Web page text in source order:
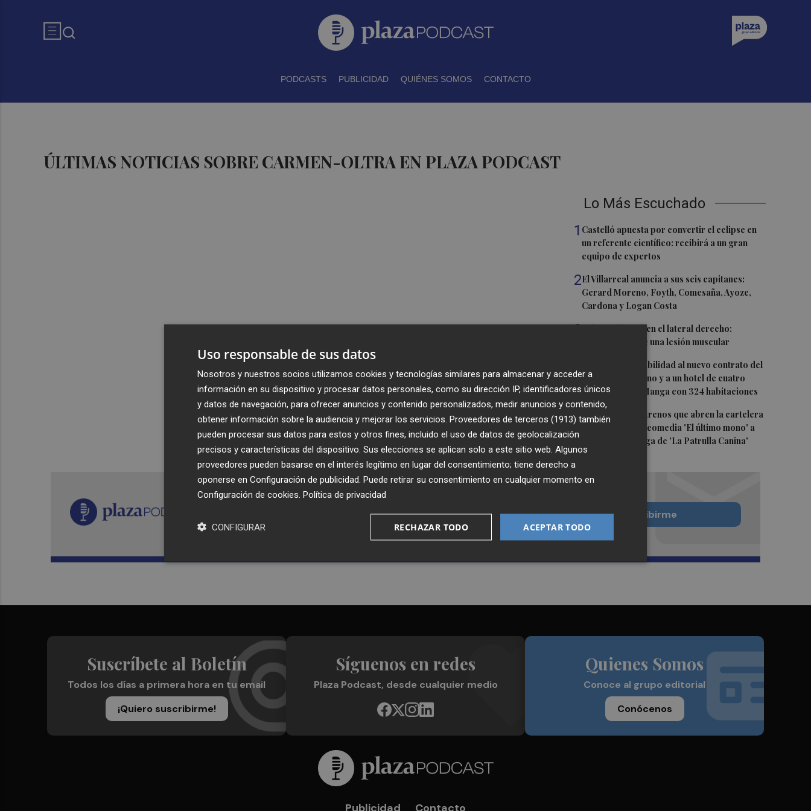
PODCASTS PUBLICIDAD QUIÉNES SOMOS CONTACTO
ÚLTIMAS NOTICIAS SOBRE CARMEN-OLTRA EN PLAZA PODCAST
Lo Más Escuchado
1 Castelló apuesta por convertir el eclipse en
un referente científico: recibirá a un gran
equipo de expertos
2El Villarreal anuncia a sus seis capitanes:
Gerard Moreno, Foyth, Comesaña, Ayoze,
Cardona y Logan Costa
3Más problemas en el lateral derecho:
Monferrer sufre una lesión muscular
San Javier da viabilidad al nuevo contrato del
transporte urbano y a un hotel de cuatro
estrellas en La Manga con 324 habitaciones
5 Estos son los estrenos que abren la cartelera
en agosto: de la comedia 'El último mono' a
una nueva entrega de 'La Patrulla Canina'
Recibe toda la actualidad de
Plaza Podcast en tu correo
Quiero suscribirme
Suscríbete al Boletín
Todos los días a primera hora en tu email
¡Quiero suscribirme!
Síguenos en redes
Plaza Podcast, desde cualquier medio
Quienes Somos
Conoce al grupo editorial
Conócenos
Publicidad Contacto
Uso responsable de sus datos
Nosotros y nuestros socios utilizamos cookies y tecnologías similares para almacenar y acceder a
información en su dispositivo y procesar datos personales, como su dirección IP, identificadores únicos
y datos de navegación, para ofrecer anuncios y contenido personalizados, medir anuncios y contenido,
obtener información sobre la audiencia y mejorar los servicios. Proveedores de terceros (1913) también
pueden procesar sus datos para estos y otros fines, incluido el uso de datos de geolocalización
precisos y características del dispositivo. Sus elecciones se aplican solo a este sitio web. Algunos
proveedores pueden basarse en el interés legítimo en lugar del consentimiento; tiene derecho a
oponerse en Configuración de publicidad . Puede retirar su consentimiento en cualquier momento en
Configuración de cookies Política de privacidad
ACEPTAR TODO
RECHAZAR TODO
CONFIGURAR